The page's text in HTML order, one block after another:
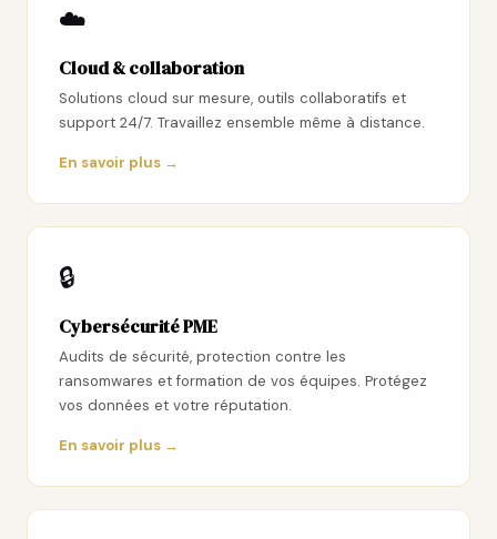
☁️
Cloud & collaboration
Solutions cloud sur mesure, outils collaboratifs et
support 24/7. Travaillez ensemble même à distance.
En savoir plus →
🔒
Cybersécurité PME
Audits de sécurité, protection contre les
ransomwares et formation de vos équipes. Protégez
vos données et votre réputation.
En savoir plus →